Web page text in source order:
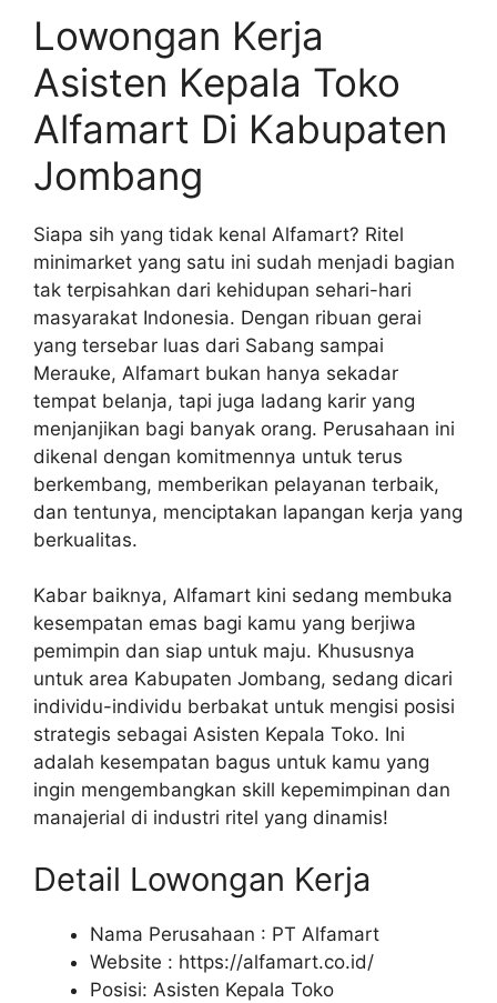
Lowongan Kerja
Asisten Kepala Toko
Alfamart Di Kabupaten
Jombang
Siapa sih yang tidak kenal Alfamart? Ritel
minimarket yang satu ini sudah menjadi bagian
tak terpisahkan dari kehidupan sehari-hari
masyarakat Indonesia. Dengan ribuan gerai
yang tersebar luas dari Sabang sampai
Merauke, Alfamart bukan hanya sekadar
tempat belanja, tapi juga ladang karir yang
menjanjikan bagi banyak orang. Perusahaan ini
dikenal dengan komitmennya untuk terus
berkembang, memberikan pelayanan terbaik,
dan tentunya, menciptakan lapangan kerja yang
berkualitas.
Kabar baiknya, Alfamart kini sedang membuka
kesempatan emas bagi kamu yang berjiwa
pemimpin dan siap untuk maju. Khususnya
untuk area Kabupaten Jombang, sedang dicari
individu-individu berbakat untuk mengisi posisi
strategis sebagai Asisten Kepala Toko. Ini
adalah kesempatan bagus untuk kamu yang
ingin mengembangkan skill kepemimpinan dan
manajerial di industri ritel yang dinamis!
Detail Lowongan Kerja
Nama Perusahaan : PT Alfamart
Website : https://alfamart.co.id/
Posisi: Asisten Kepala Toko